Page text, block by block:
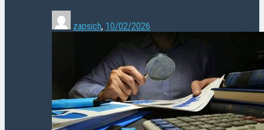
zapsich, 10/02/2026